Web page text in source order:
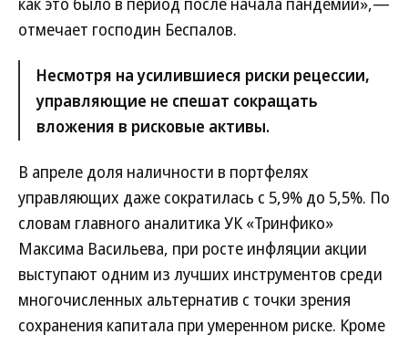
отмечает господин Беспалов.
Несмотря на усилившиеся риски рецессии,
управляющие не спешат сокращать
вложения в рисковые активы.
В апреле доля наличности в портфелях
управляющих даже сократилась с 5,9% до 5,5%. По
словам главного аналитика УК «Тринфико»
Максима Васильева, при росте инфляции акции
выступают одним из лучших инструментов среди
многочисленных альтернатив с точки зрения
сохранения капитала при умеренном риске. Кроме